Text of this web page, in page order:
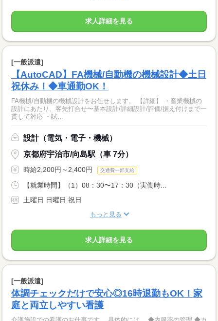
求人詳細を見る
[一般派遣]
【AutoCAD】FA機械/自動機の機械設計◆土日
祝休み！◆車通勤OK！
FA機械/自動機の機械設計をお任せします。 【詳細】 ・産業機械の
設計にあたり、客先打合せ〜基本設計/詳細設計/評価/据え付けまで一
貫して対応 ・試...
設計（電気・電子・機械）
京都府宇治市/向島駅（車 7分）
時給2,200円～2,400円 交通費一部支給
【就業時間】（1）08：30〜17：30（実働時...
土曜日 日曜日 祝日
もっと見る
求人詳細を見る
[一般派遣]
体調チェックだけで安心◎16時退勤もOK！家
庭と両立しやすい看護